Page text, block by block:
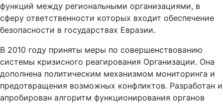
функций между региональными организациями, в
сферу ответственности которых входит обеспечение
безопасности в государствах Евразии.
В 2010 году приняты меры по совершенствованию
системы кризисного реагирования Организации. Она
дополнена политическим механизмом мониторинга и
предотвращения возможных конфликтов. Разработан и
апробирован алгоритм функционирования органов